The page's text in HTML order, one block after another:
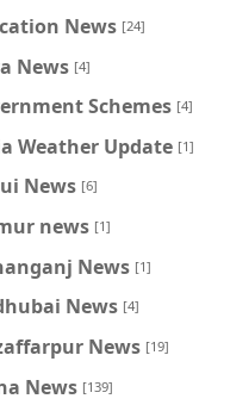
News [24]
News [4]
Schemes [4]
Weather Update [1]
News [6]
news [1]
News [1]
News [4]
News [19]
News [139]